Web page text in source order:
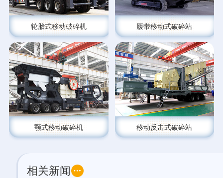
轮胎式移动破碎机 履带移动式破碎站
颚式移动破碎机 移动反击式破碎站
相关新闻